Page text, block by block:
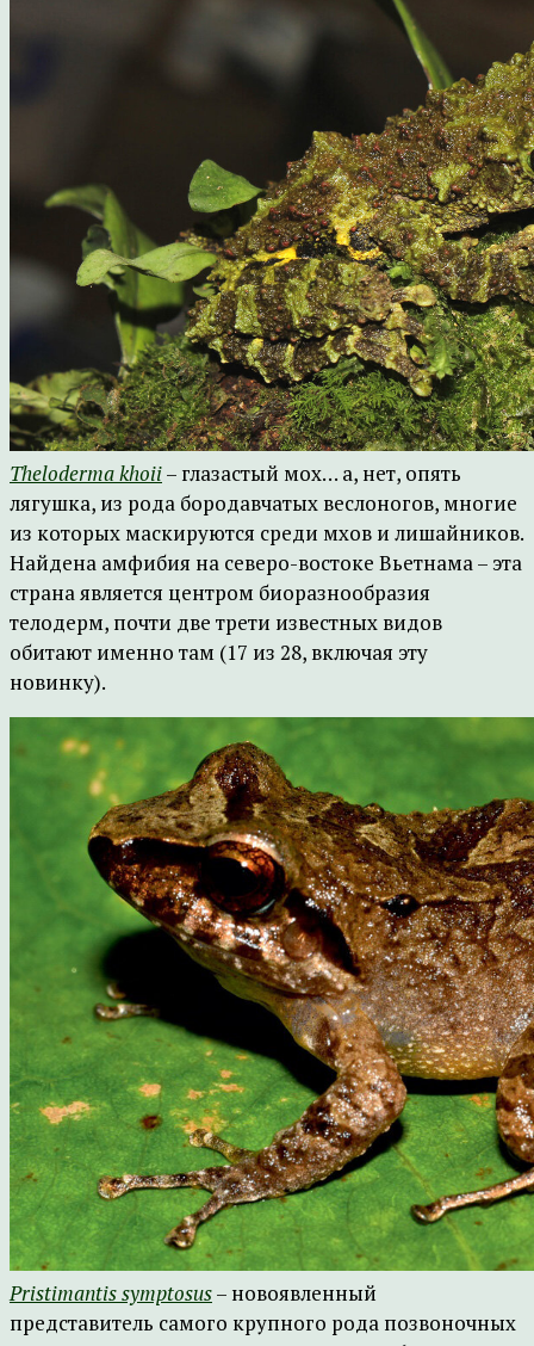
Theloderma khoii– глазастый мох… а, нет, опять
лягушка, из рода бородавчатых веслоногов, многие
из которых маскируются среди мхов и лишайников.
Найдена амфибия на северо-востоке Вьетнама – эта
страна является центром биоразнообразия
телодерм, почти две трети известных видов
обитают именно там (17 из 28, включая эту
новинку).
Pristimantis symptosus– новоявленный
представитель самого крупного рода позвоночных